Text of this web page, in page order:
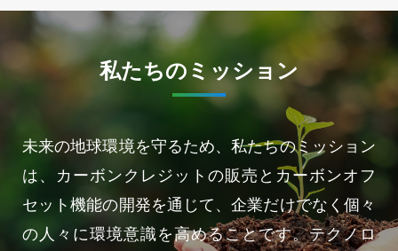
私たちのミッション
未来の地球環境を守るため、私たちのミッション
は、カーボンクレジットの販売とカーボンオフ
セット機能の開発を通じて、企業だけでなく個々
の人々に環境意識を高めることです。テクノロ